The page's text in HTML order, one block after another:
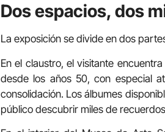
Dos espacios, dos
La exposición se divide en dos
En el claustro, el visitante
desde los años 50, con especial
consolidación. Los álbumes
público descubrir miles de